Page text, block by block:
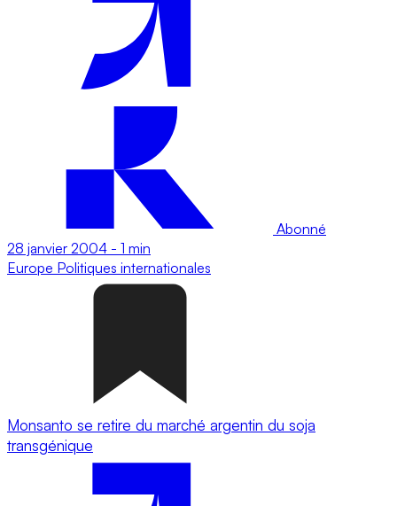
Abonné
28 janvier 2004 - 1 min
Europe Politiques internationales
Monsanto se retire du marché argentin du soja
transgénique